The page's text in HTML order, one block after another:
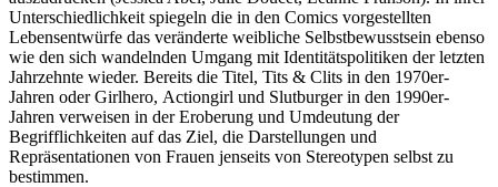
Unterschiedlichkeit spiegeln die in den Comics vorgestellten
Lebensentwürfe das veränderte weibliche Selbstbewusstsein ebenso
wie den sich wandelnden Umgang mit Identitätspolitiken der letzten
Jahrzehnte wieder. Bereits die Titel, Tits & Clits in den 1970er-
Jahren oder Girlhero, Actiongirl und Slutburger in den 1990er-
Jahren verweisen in der Eroberung und Umdeutung der
Begrifflichkeiten auf das Ziel, die Darstellungen und
Repräsentationen von Frauen jenseits von Stereotypen selbst zu
bestimmen.